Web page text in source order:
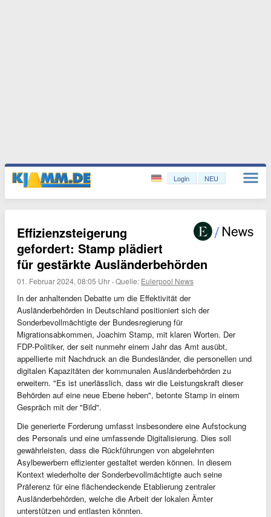
Login NEU
Effizienzsteigerung
gefordert: Stamp plädiert
für gestärkte Ausländerbehörden
01. Februar 2024, 08:05 Uhr ·Quelle: Eulerpool News
In der anhaltenden Debatte um die Effektivität der
Ausländerbehörden in Deutschland positioniert sich der
Sonderbevollmächtigte der Bundesregierung für
Migrationsabkommen, Joachim Stamp, mit klaren Worten. Der
FDP-Politiker, der seit nunmehr einem Jahr das Amt ausübt,
appellierte mit Nachdruck an die Bundesländer, die personellen und
digitalen Kapazitäten der kommunalen Ausländerbehörden zu
erweitern. "Es ist unerlässlich, dass wir die Leistungskraft dieser
Behörden auf eine neue Ebene heben", betonte Stamp in einem
Gespräch mit der "Bild".
Die generierte Forderung umfasst insbesondere eine Aufstockung
des Personals und eine umfassende Digitalisierung. Dies soll
gewährleisten, dass die Rückführungen von abgelehnten
Asylbewerbern effizienter gestaltet werden können. In diesem
Kontext wiederholte der Sonderbevollmächtigte auch seine
Präferenz für eine flächendeckende Etablierung zentraler
Ausländerbehörden, welche die Arbeit der lokalen Ämter
unterstützen und entlasten könnten.